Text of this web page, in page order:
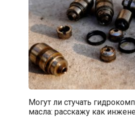
Могут ли стучать
масла: расскажу как